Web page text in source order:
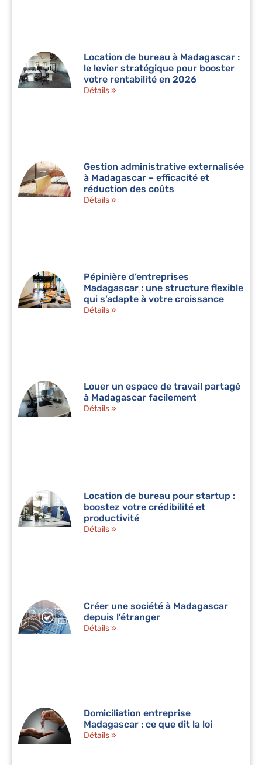
Location de bureau à Madagascar :
le levier stratégique pour booster
votre rentabilité en 2026
Détails »
Gestion administrative externalisée
à Madagascar – efficacité et
réduction des coûts
Détails »
Pépinière d’entreprises
Madagascar : une structure flexible
qui s’adapte à votre croissance
Détails »
Louer un espace de travail partagé
à Madagascar facilement
Détails »
Location de bureau pour startup :
boostez votre crédibilité et
productivité
Détails »
Créer une société à Madagascar
depuis l’étranger
Détails »
Domiciliation entreprise
Madagascar : ce que dit la loi
Détails »